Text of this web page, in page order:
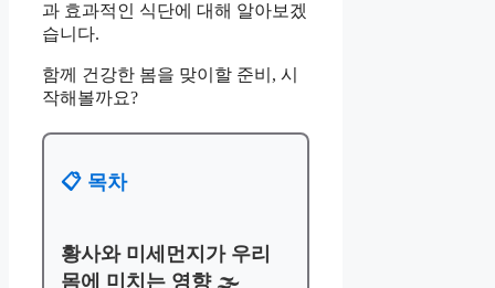
과 효과적인 식단에 대해 알아보겠
습니다.
함께 건강한 봄을 맞이할 준비, 시
작해볼까요?
📋 목차
황사와 미세먼지가 우리
몸에 미치는 영향 🌫️